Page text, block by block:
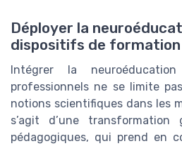
Déployer la
dispositifs de formation
Intégrer la
professionnels ne se limite
notions scientifiques dans les
s’agit d’une transformation
pédagogiques, qui prend en